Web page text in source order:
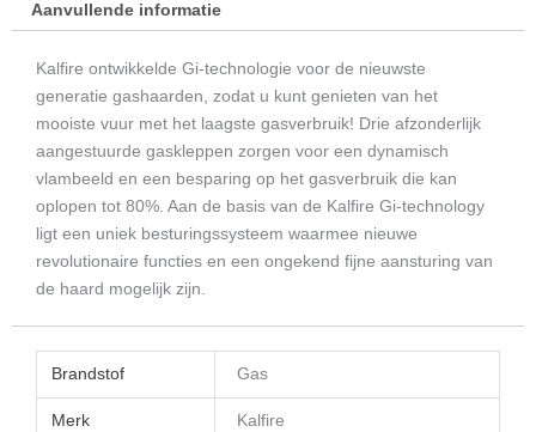
Aanvullende informatie
Kalfire ontwikkelde Gi-technologie voor de nieuwste
generatie gashaarden, zodat u kunt genieten van het
mooiste vuur met het laagste gasverbruik! Drie afzonderlijk
aangestuurde gaskleppen zorgen voor een dynamisch
vlambeeld en een besparing op het gasverbruik die kan
oplopen tot 80%. Aan de basis van de Kalfire Gi-technology
ligt een uniek besturingssysteem waarmee nieuwe
revolutionaire functies en een ongekend fijne aansturing van
de haard mogelijk zijn.
Brandstof Gas
Merk Kalfire